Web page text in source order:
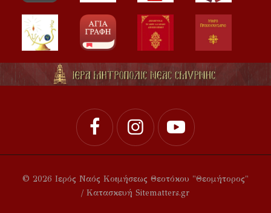
© 2026 Ιερός Ναός Κοιμήσεως Θεοτόκου "Θεομήτορος"
/ Κατασκευή Sitematters.gr